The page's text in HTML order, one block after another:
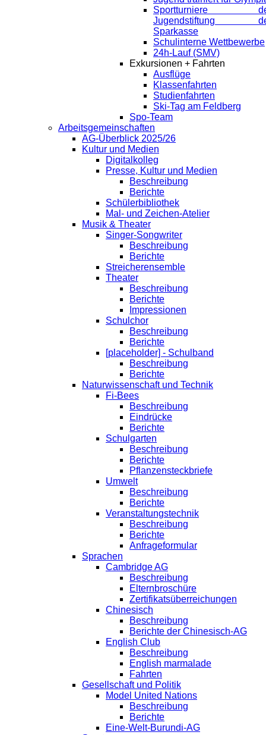
Sportturniere
Jugendstiftung
Sparkasse
Schulinterne Wettbewerbe
24h-Lauf (SMV)
Exkursionen + Fahrten
Ausflüge
Klassenfahrten
Studienfahrten
Ski-Tag am Feldberg
Spo-Team
Arbeitsgemeinschaften
AG-Überblick 2025/26
Kultur und Medien
Digitalkolleg
Presse, Kultur und Medien
Beschreibung
Berichte
Schülerbibliothek
Mal- und Zeichen-Atelier
Musik & Theater
Singer-Songwriter
Beschreibung
Berichte
Streicherensemble
Theater
Beschreibung
Berichte
Impressionen
Schulchor
Beschreibung
Berichte
[placeholder] - Schulband
Beschreibung
Berichte
Naturwissenschaft und Technik
Fi-Bees
Beschreibung
Eindrücke
Berichte
Schulgarten
Beschreibung
Berichte
Pflanzensteckbriefe
Umwelt
Beschreibung
Berichte
Veranstaltungstechnik
Beschreibung
Berichte
Anfrageformular
Sprachen
Cambridge AG
Beschreibung
Elternbroschüre
Zertifikatsüberreichungen
Chinesisch
Beschreibung
Berichte der Chinesisch-AG
English Club
Beschreibung
English marmalade
Fahrten
Gesellschaft und Politik
Model United Nations
Beschreibung
Berichte
Eine-Welt-Burundi-AG